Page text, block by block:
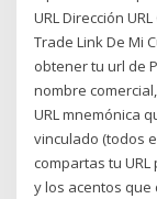
URL Dirección
Trade Link De Mi
obtener tu url de
nombre
URL mnemónica
vinculado (todos
compartas tu
y los acentos que